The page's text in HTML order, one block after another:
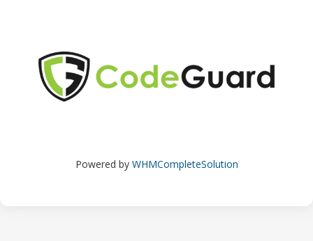
Powered by WHMCompleteSolution